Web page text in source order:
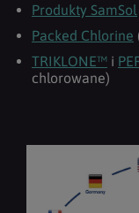
Produkty SamSol
Packed Chlorine
TRIKLONE™ i
chlorowane)